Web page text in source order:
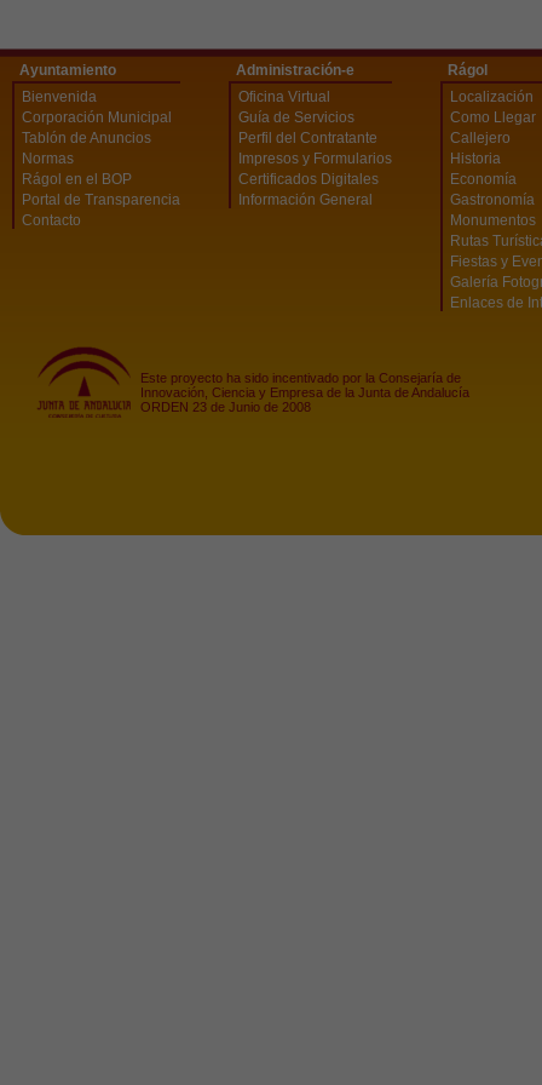
Ayuntamiento
Bienvenida
Corporación Municipal
Tablón de Anuncios
Normas
Rágol en el BOP
Portal de Transparencia
Contacto
Administración-e
Oficina Virtual
Guía de Servicios
Perfil del Contratante
Impresos y Formularios
Certificados Digitales
Información General
Rágol
Localización
Como Llegar
Callejero
Historia
Economía
Gastronomía
Monumentos
Rutas
Fiestas y
Galería
Enlaces de
Este proyecto ha sido incentivado por la Consejaría de
Innovación, Ciencia y Empresa de la Junta de Andalucía
ORDEN 23 de Junio de 2008